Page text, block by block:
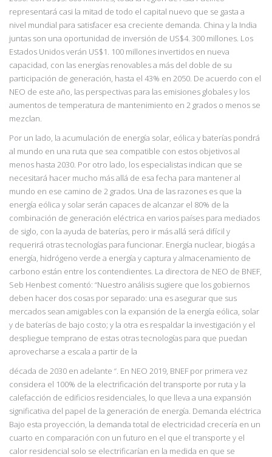
representará casi la mitad de todo el capital nuevo que se gasta a
nivel mundial para satisfacer esa creciente demanda. China y la India
juntas son una oportunidad de inversión de US$4. 300 millones. Los
Estados Unidos verán US$1. 100 millones invertidos en nueva
capacidad, con las energías renovables a más del doble de su
participación de generación, hasta el 43% en 2050. De acuerdo con el
NEO de este año, las perspectivas para las emisiones globales y los
aumentos de temperatura de mantenimiento en 2 grados o menos se
mezclan.
Por un lado, la acumulación de energía solar, eólica y baterías pondrá
al mundo en una ruta que sea compatible con estos objetivos al
menos hasta 2030. Por otro lado, los especialistas indican que se
necesitará hacer mucho más allá de esa fecha para mantener al
mundo en ese camino de 2 grados. Una de las razones es que la
energía eólica y solar serán capaces de alcanzar el 80% de la
combinación de generación eléctrica en varios países para mediados
de siglo, con la ayuda de baterías, pero ir más allá será difícil y
requerirá otras tecnologías para funcionar. Energía nuclear, biogás a
energía, hidrógeno verde a energía y captura y almacenamiento de
carbono están entre los contendientes. La directora de NEO de BNEF,
Seb Henbest comentó: “Nuestro análisis sugiere que los gobiernos
deben hacer dos cosas por separado: una es asegurar que sus
mercados sean amigables con la expansión de la energía eólica, solar
y de baterías de bajo costo; y la otra es respaldar la investigación y el
despliegue temprano de estas otras tecnologías para que puedan
aprovecharse a escala a partir de la
década de 2030 en adelante “. En NEO 2019, BNEF por primera vez
considera el 100% de la electrificación del transporte por ruta y la
calefacción de edificios residenciales, lo que lleva a una expansión
significativa del papel de la generación de energía. Demanda eléctrica
Bajo esta proyección, la demanda total de electricidad crecería en un
cuarto en comparación con un futuro en el que el transporte y el
calor residencial solo se electrificarían en la medida en que se